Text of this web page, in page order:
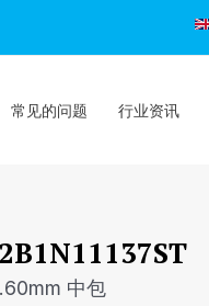
常见的问题 行业资讯
中包